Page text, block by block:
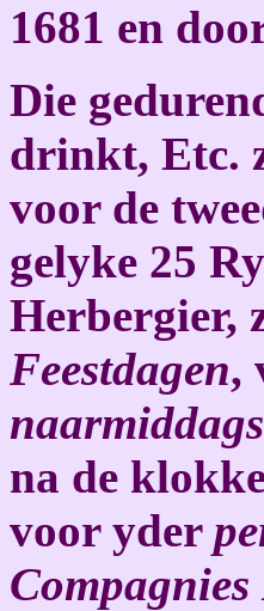
1681 en
Die
drinkt, Etc.
voor de
gelyke 25
Herbergier,
Feestdagen,
na de
voor yder